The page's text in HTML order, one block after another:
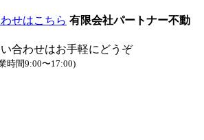
せはこちら 有限会社パートナー不動
合わせはお手軽にどうぞ
時間9:00〜17:00)